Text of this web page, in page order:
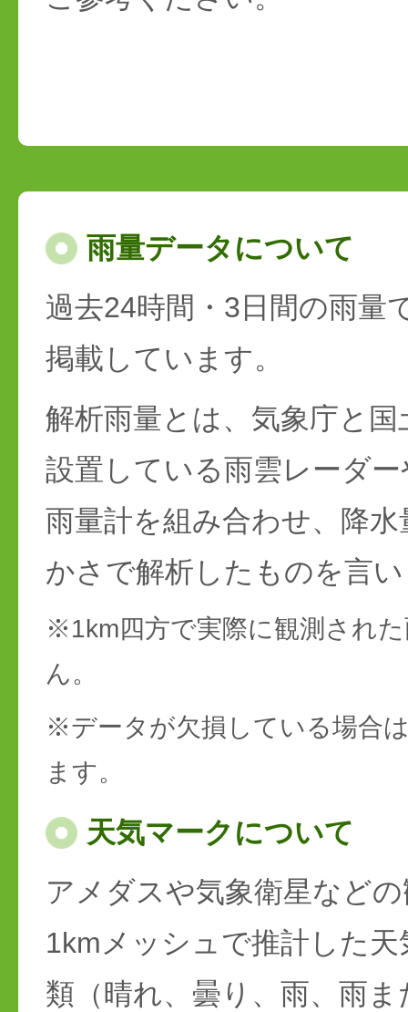
雨量データについて
過去24時間・3日間の雨量
掲載しています。
解析雨量とは、気象庁と
設置している雨雲レーダ
雨量計を組み合わせ、降
かさで解析したものを言
※1km四方で実際に観測され
ん。
※データが欠損している場合
ます。
天気マークについて
アメダスや気象衛星など
1kmメッシュで推計した
類（晴れ、曇り、雨、雨